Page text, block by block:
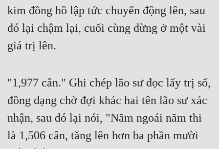
kim đồng hồ lập tức chuyển động lên, sau
đó lại chậm lại, cuối cùng dừng ở một vài
giá trị lên.
"1,977 cân." Ghi chép lão sư đọc lấy trị số,
đồng dạng chờ đợi khác hai tên lão sư xác
nhận, sau đó lại nói, "Năm ngoái năm thi
là 1,506 cân, tăng lên hơn ba phần mười